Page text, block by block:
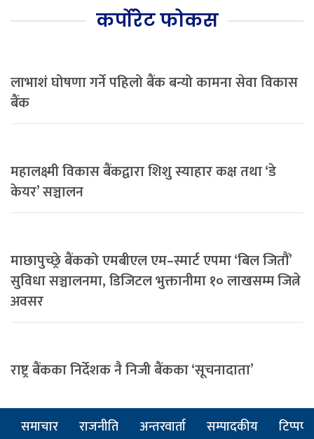
कर्पोरेट फोकस
लाभाशं घोषणा गर्ने पहिलो बैंक बन्यो कामना सेवा विकास
बैंक
महालक्ष्मी विकास बैंकद्वारा शिशु स्याहार कक्ष तथा ‘डे
केयर’ सञ्चालन
माछापुच्छ्रे बैंकको एमबीएल एम–स्मार्ट एपमा ‘बिल जितौं’
सुविधा सञ्चालनमा, डिजिटल भुक्तानीमा १० लाखसम्म जित्ने
अवसर
राष्ट्र बैंकका निर्देशक नै निजी बैंकका ‘सूचनादाता’
समाचार राजनीति अन्तरवार्ता सम्पादकीय टिप्पणी